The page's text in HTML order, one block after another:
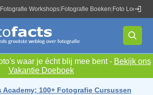
Fotografie Workshops Fotografie Boeken Foto Locaties
waar je écht blij mee bent - Bekijk ons
Vakantie Doeboek
Academy; 100+ Fotografie Cursussen